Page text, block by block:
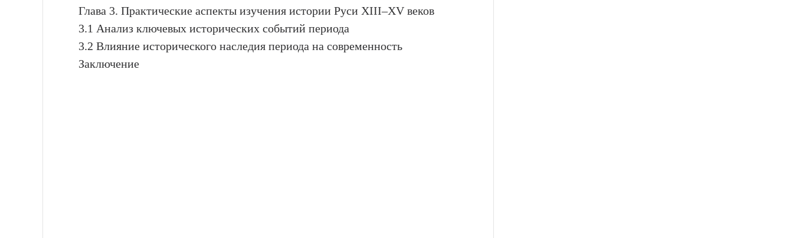
Глава 3. Практические аспекты изучения истории Руси XIII–XV веков
3.1 Анализ ключевых исторических событий периода
3.2 Влияние исторического наследия периода на современность
Заключение